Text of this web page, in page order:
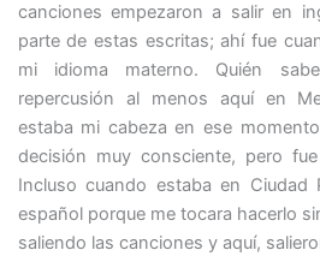
canciones empezaron a salir en
parte de estas escritas; ahí fue
mi idioma materno. Quién
repercusión al menos aquí en
estaba mi cabeza en ese
decisión muy consciente, pero
Incluso cuando estaba en Ciudad
español porque me tocara hacerlo
saliendo las canciones y aquí,